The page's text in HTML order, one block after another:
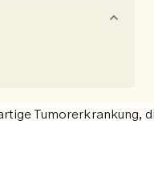
Tumorerkrankung,